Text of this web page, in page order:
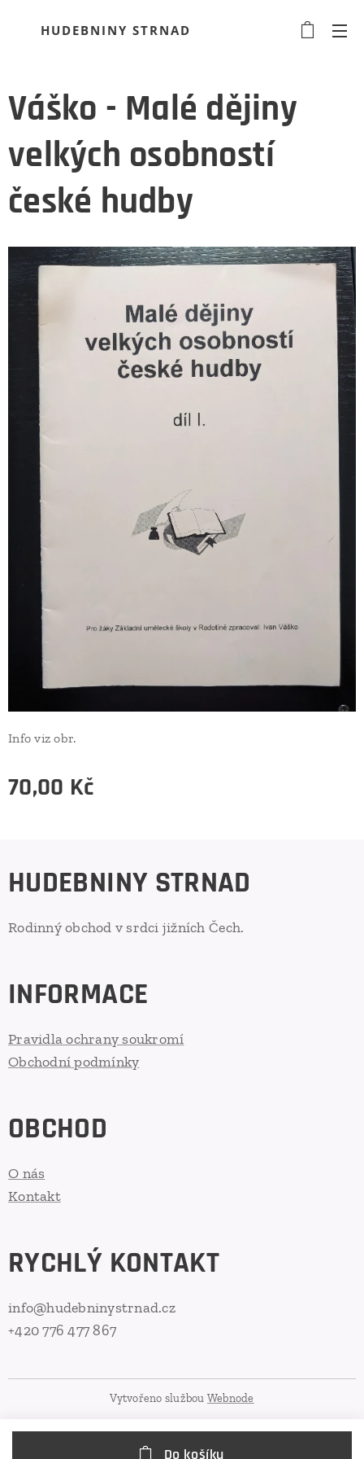
HUDEBNINY STRNAD
Váško - Malé dějiny
velkých osobností
české hudby
Info viz obr.
70,00 Kč
Do košíku
HUDEBNINY STRNAD
Rodinný obchod v srdci jižních Čech.
INFORMACE
Pravidla ochrany soukromí
Obchodní podmínky
OBCHOD
O nás
Kontakt
RYCHLÝ KONTAKT
info@hudebninystrnad.cz
+420 776 477 867
Vytvořeno službou Webnode